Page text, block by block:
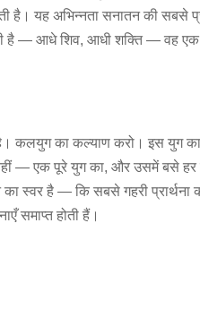
है। यह अभिन्नता सनातन की सबसे
है — आधे शिव, आधी शक्ति — वह
कलयुग का कल्याण करो। इस युग का
— एक पूरे युग का, और उसमें बसे हर
स्वर है — कि सबसे गहरी प्रार्थना
समाप्त होती हैं।